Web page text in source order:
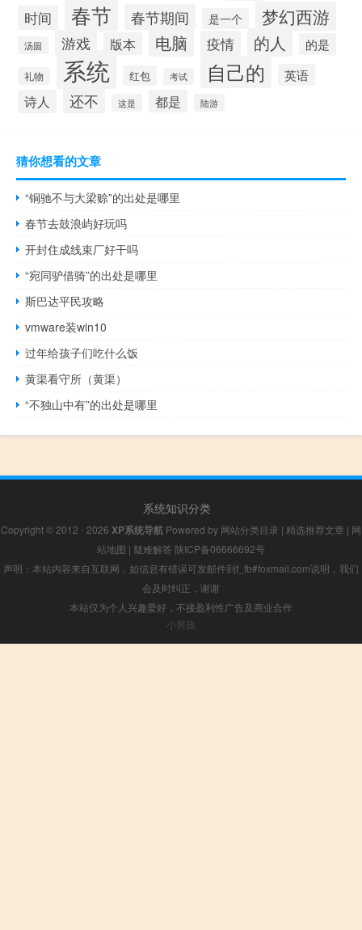
时间 春节 春节期间 是一个 梦幻西游
汤圆 游戏 版本 电脑 疫情 的人 的是
礼物 系统 红包 考试 自己的 英语
诗人 还不 这是 都是 陆游
猜你想看的文章
“铜驰不与大梁赊”的出处是哪里
春节去鼓浪屿好玩吗
开封住成线束厂好干吗
“宛同驴借骑”的出处是哪里
斯巴达平民攻略
vmware装win10
过年给孩子们吃什么饭
黄渠看守所（黄渠）
“不独山中有”的出处是哪里
系统知识分类
Copyright © 2012 - 2026 XP系统导航 Powered by 网站分类目录 | 精选推荐文章 | 网
站地图 | 疑难解答 陕ICP备06666692号
声明：本站内容来自互联网，如信息有错误可发邮件到f_fb#foxmail.com说明，我们
会及时纠正，谢谢
本站仅为个人兴趣爱好，不接盈利性广告及商业合作
小男孩